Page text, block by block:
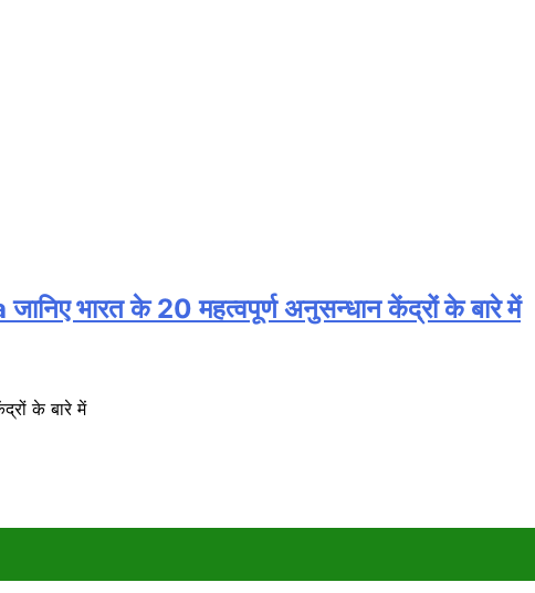
के 20 महत्वपूर्ण अनुसन्धान केंद्रों के बारे में
के बारे में